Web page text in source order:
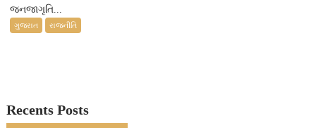
જનજાગૃતિ...
ગુજરાત રાજનીતિ
Recents Posts